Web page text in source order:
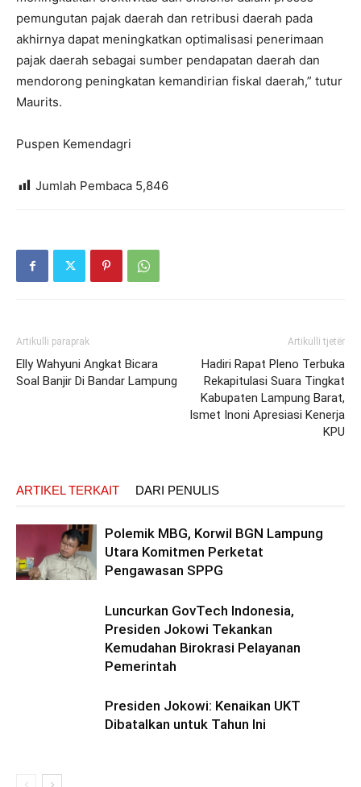
pemungutan pajak daerah dan retribusi daerah pada
akhirnya dapat meningkatkan optimalisasi penerimaan
pajak daerah sebagai sumber pendapatan daerah dan
mendorong peningkatan kemandirian fiskal daerah,” tutur
Maurits.
Puspen Kemendagri
Jumlah Pembaca 5,846
Artikulli paraprak
Elly Wahyuni Angkat Bicara
Soal Banjir Di Bandar Lampung
Artikulli tjetër
Hadiri Rapat Pleno Terbuka
Rekapitulasi Suara Tingkat
Kabupaten Lampung Barat,
Ismet Inoni Apresiasi Kenerja
KPU
ARTIKEL TERKAIT DARI PENULIS
Polemik MBG, Korwil BGN Lampung
Utara Komitmen Perketat
Pengawasan SPPG
Luncurkan GovTech Indonesia,
Presiden Jokowi Tekankan
Kemudahan Birokrasi Pelayanan
Pemerintah
Presiden Jokowi: Kenaikan UKT
Dibatalkan untuk Tahun Ini